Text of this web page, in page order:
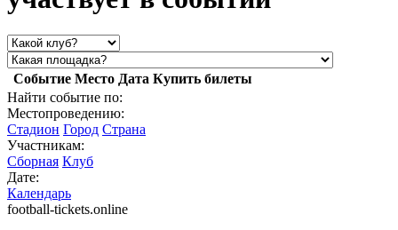
Событие Место Дата Купить билеты
Найти событие по:
Местопроведению:
Стадион Город Страна
Участникам:
Сборная Клуб
Дате:
Календарь
football-tickets.online